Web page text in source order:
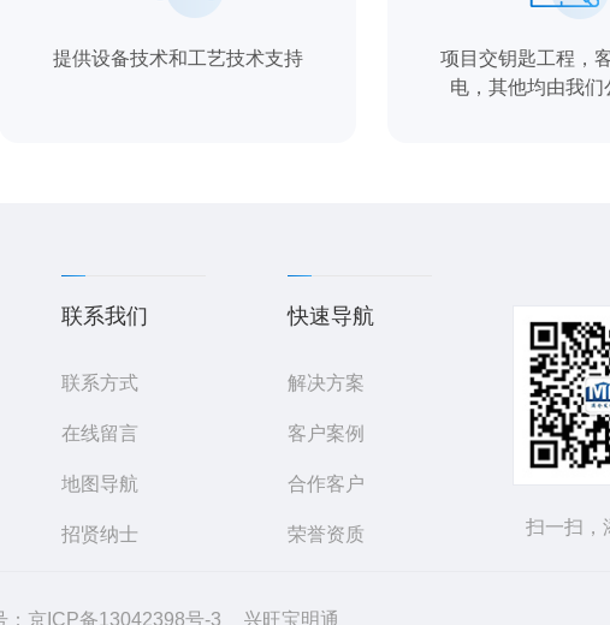
提供设备技术和工艺技术支持
项目交钥匙工程，
电，其他均由我们
联系我们
联系方式
在线留言
地图导航
招贤纳士
快速导航
解决方案
客户案例
合作客户
荣誉资质 扫一扫，
：京ICP备13042398号-3 兴旺宝明通